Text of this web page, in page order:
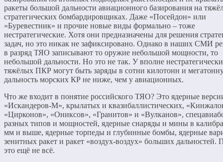
ракеты большой дальности авиационного базирования на
стратегических бомбардировщиках. Даже «Посейдон» или
«Буревестник» и прочие новые виды формально – тоже
нестратегические. Хотя они предназначены для решения
задач, но это никак не зафиксировано. Однако в наших СМИ
в разряд ТЯО записывают то оружие небольшой мощности, то
небольшой дальности. Но это не так. У вполне
тяжёлых ПКР могут быть заряды в сотни килотонн и
дальность морских КР не ниже, чем у авиационных.
Что же входит в понятие российского ТЯО? Это ядерные
«Искандеров‑М», крылатых и квазибаллистических,
«Цирконов», «Ониксов», «Гранитов» и «Вулканов»,
разных типов и мощностей, ядерные снаряды и мины в
мм и выше, ядерные торпеды и глубинные бомбы, ядерные
зенитных ракет и ракет «воздух-воздух» больших дальностей.
это ещё не всё.